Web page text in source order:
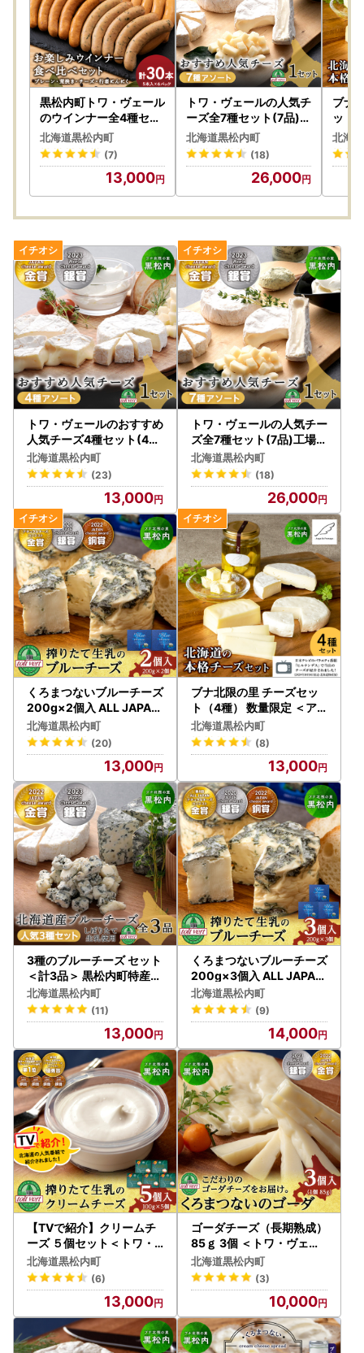
黒松内町トワ・ヴェール
のウインナー全4種セッ
ト(30本入) 工場直送
北海道黒松内町
(7)
13,000
トワ・ヴェールの人気チ
ーズ全7種セット(7品)工
場直送
北海道黒松内町
(18)
26,000
ブナ
ット
＜ア
ージ
北海
トワ・ヴェールのおすすめ
人気チーズ4種セット(4品
) 工場直送
北海道黒松内町
(23)
13,000
トワ・ヴェールの人気チー
ズ全7種セット(7品)工場直
送
北海道黒松内町
(18)
26,000
くろまつないブルーチーズ
200g×2個入 ALL JAPAN
チーズコンテスト金賞！黒
松内町特産物手づくり加工
センター
北海道黒松内町
(20)
13,000
ブナ北限の里 チーズセッ
ト（4種） 数量限定 ＜ア
ンジュ・ド・フロマージュ
＞★予約受付★
北海道黒松内町
(8)
13,000
3種のブルーチーズ セット
＜計3品＞ 黒松内町特産物
手づくり加工センター
北海道黒松内町
(11)
13,000
くろまつないブルーチーズ
200g×3個入 ALL JAPAN
チーズコンテスト金賞！黒
松内町特産物手づくり加工
センター 工場直送
北海道黒松内町
(9)
14,000
【TVで紹介】クリームチ
ーズ ５個セット＜トワ・
ヴェール＞
北海道黒松内町
(6)
13,000
ゴーダチーズ（長期熟成）
85ｇ 3個 ＜トワ・ヴェー
ル＞
北海道黒松内町
(3)
10,000